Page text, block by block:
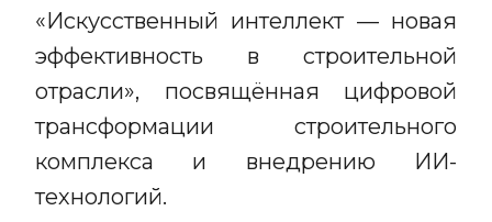
«Искусственный интеллект — новая
эффективность в строительной
отрасли», посвящённая цифровой
трансформации строительного
комплекса и внедрению ИИ-
технологий.